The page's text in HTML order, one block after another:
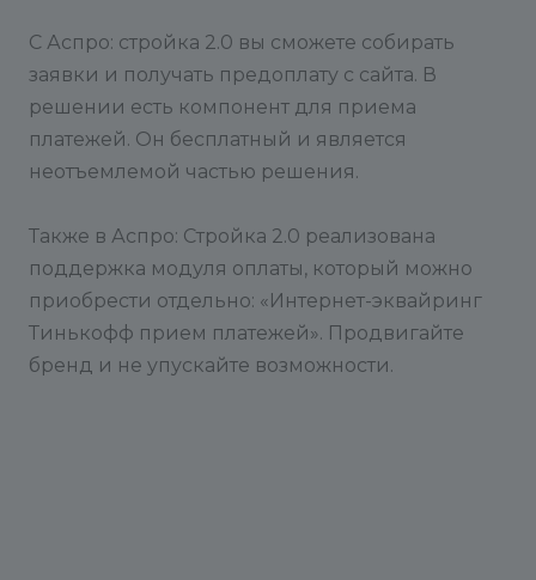
С Аспро: стройка 2.0 вы сможете собирать
заявки и получать предоплату с сайта. В
решении есть компонент для приема
платежей. Он бесплатный и является
неотъемлемой частью решения.
Также в Аспро: Стройка 2.0 реализована
поддержка модуля оплаты, который можно
приобрести отдельно: «Интернет-эквайринг
Тинькофф прием платежей». Продвигайте
бренд и не упускайте возможности.